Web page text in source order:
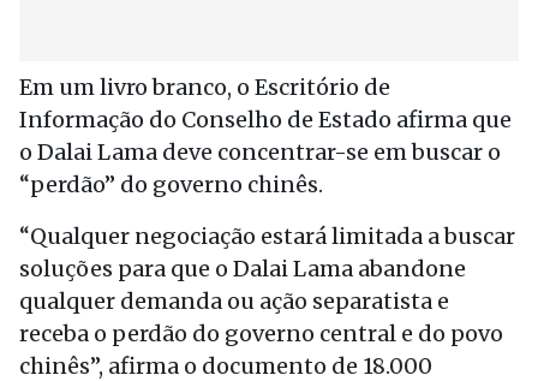
Em um livro branco, o Escritório de
Informação do Conselho de Estado afirma que
o Dalai Lama deve concentrar-se em buscar o
“perdão” do governo chinês.
“Qualquer negociação estará limitada a buscar
soluções para que o Dalai Lama abandone
qualquer demanda ou ação separatista e
receba o perdão do governo central e do povo
chinês”, afirma o documento de 18.000